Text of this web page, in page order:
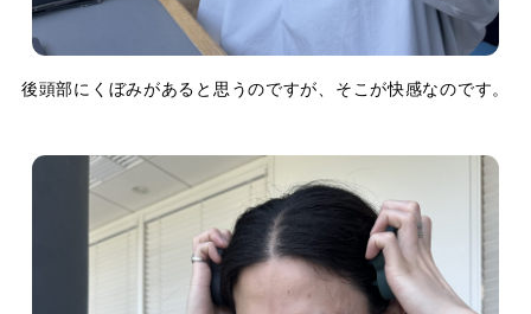
後頭部にくぼみがあると思うのですが、そこが快感なのです。